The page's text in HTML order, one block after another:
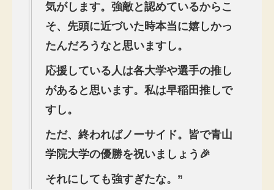
気がします。強敵と認めているからこ
そ、先頭に近づいた時本当に嬉しかっ
たんだろうなと思いますし。
応援している人は各大学や選手の推し
があると思います。私は早稲田推しで
すし。
ただ、終わればノーサイド。皆で青山
学院大学の優勝を祝いましょう🎉
それにしても強すぎたな。”